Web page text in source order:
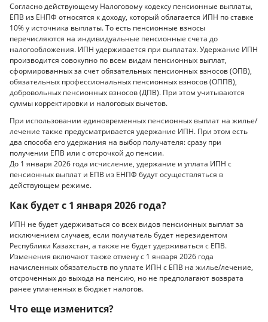
Согласно действующему Налоговому кодексу пенсионные выплаты,
ЕПВ из ЕНПФ относятся к доходу, который облагается ИПН по ставке
10% у источника выплаты. То есть пенсионные взносы
перечисляются на индивидуальные пенсионные счета до
налогообложения. ИПН удерживается при выплатах. Удержание ИПН
производится совокупно по всем видам пенсионных выплат,
сформированных за счет обязательных пенсионных взносов (ОПВ),
обязательных профессиональных пенсионных взносов (ОППВ),
добровольных пенсионных взносов (ДПВ). При этом учитываются
суммы корректировки и налоговых вычетов.
При использовании единовременных пенсионных выплат на жилье/
лечение также предусматривается удержание ИПН. При этом есть
два способа его удержания на выбор получателя: сразу при
получении ЕПВ или с отсрочкой до пенсии.
До 1 января 2026 года исчисление, удержание и уплата ИПН с
пенсионных выплат и ЕПВ из ЕНПФ будут осуществляться в
действующем режиме.
Как будет с 1 января 2026 года?
ИПН не будет удерживаться со всех видов пенсионных выплат за
исключением случаев, если получатель будет нерезидентом
Республики Казахстан, а также не будет удерживаться с ЕПВ.
Изменения включают также отмену с 1 января 2026 года
начисленных обязательств по уплате ИПН с ЕПВ на жилье/лечение,
отсроченных до выхода на пенсию, но не предполагают возврата
ранее уплаченных в бюджет налогов.
Что еще изменится?